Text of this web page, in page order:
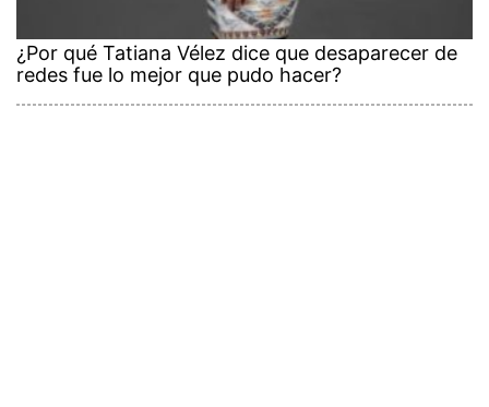
¿Por qué Tatiana Vélez dice que desaparecer de
redes fue lo mejor que pudo hacer?